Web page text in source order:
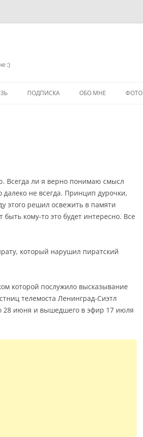
:)
ПОДПИСКА ОБО МНЕ ФОТО
Всегда ли я верно понимаю смысл
далеко не всегда. Принцип дурочки,
этого решил освежить в памяти
кому-то это будет интересно. Все
который нарушил пиратский
которой послужило высказывание
телемоста Ленинград-Сиэтл
28 июня и вышедшего в эфир 17 июля